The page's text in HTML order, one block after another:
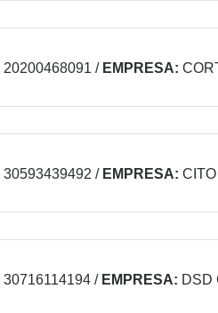
20200468091 / EMPRESA:
30593439492 / EMPRESA:
30716114194 / EMPRESA: DSD